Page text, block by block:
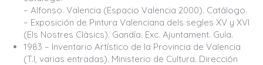
– Alfonso. Valencia (Espacio Valencia 2000). Catálogo.
– Exposición de Pintura Valenciana dels segles XV y XVI
(Els Nostres Clàsics). Gandía. Exc. Ajuntament. Guía.
1983 – Inventario Artístico de la Provincia de Valencia
(T.I, varias entradas). Ministerio de Cultura. Dirección